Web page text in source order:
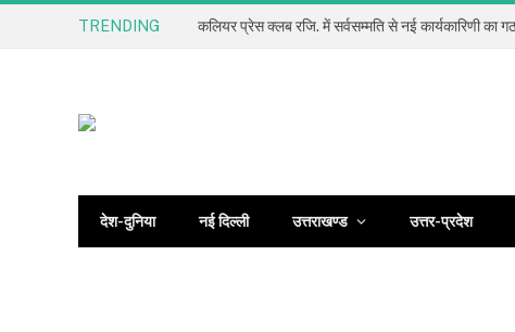
TRENDING
देश-दुनिया नई दिल्ली उत्तराखण्ड उत्तर-प्रदेश